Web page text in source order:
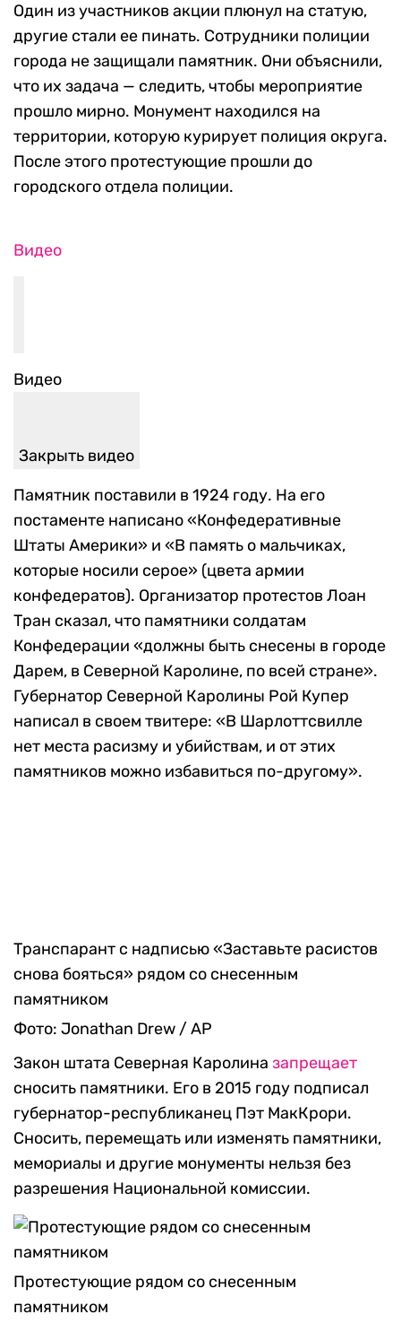
Один из участников акции плюнул на статую,
другие стали ее пинать. Сотрудники полиции
города не защищали памятник. Они объяснили,
что их задача — следить, чтобы мероприятие
прошло мирно. Монумент находился на
территории, которую курирует полиция округа.
После этого протестующие прошли до
городского отдела полиции.
Видео
Видео
Закрыть видео
Памятник поставили в 1924 году. На его
постаменте написано «Конфедеративные
Штаты Америки» и «В память о мальчиках,
которые носили серое» (цвета армии
конфедератов). Организатор протестов Лоан
Тран сказал, что памятники солдатам
Конфедерации «должны быть снесены в городе
Дарем, в Северной Каролине, по всей стране».
Губернатор Северной Каролины Рой Купер
написал в своем твитере: «В Шарлоттсвилле
нет места расизму и убийствам, и от этих
памятников можно избавиться по-другому».
Транспарант с надписью «Заставьте расистов
снова бояться» рядом со снесенным
памятником
Фото: Jonathan Drew / AP
Закон штата Северная Каролина запрещает
сносить памятники. Его в 2015 году подписал
губернатор-республиканец Пэт МакКрори.
Сносить, перемещать или изменять памятники,
мемориалы и другие монументы нельзя без
разрешения Национальной комиссии.
Протестующие рядом со снесенным
памятником